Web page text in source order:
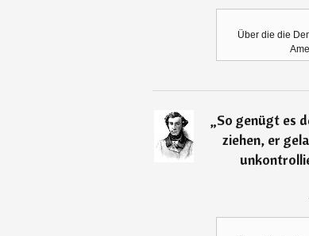
Über die die
„So genügt es
ziehen, er